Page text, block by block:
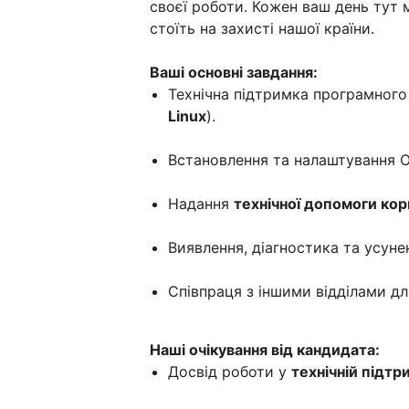
своєї роботи. Кожен ваш день
стоїть на захисті нашої країни.
Ваші основні завдання:
Технічна підтримка
Linux).
Встановлення та налаштування
Надання технічної допомоги
Виявлення, діагностика та
Співпраця з іншими відділами
Наші очікування від кандидата:
Досвід роботи у технічній